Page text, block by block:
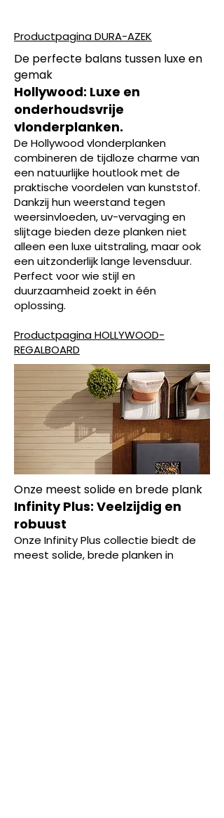
Productpagina DURA-AZEK
De perfecte balans tussen luxe en
gemak
Hollywood: Luxe en
onderhoudsvrije
vlonderplanken.
De Hollywood vlonderplanken
combineren de tijdloze charme van
een natuurlijke houtlook met de
praktische voordelen van kunststof.
Dankzij hun weerstand tegen
weersinvloeden, uv-vervaging en
slijtage bieden deze planken niet
alleen een luxe uitstraling, maar ook
een uitzonderlijk lange levensduur.
Perfect voor wie stijl en
duurzaamheid zoekt in één
oplossing.
Productpagina HOLLYWOOD-
REGALBOARD
Onze meest solide en brede plank
Infinity Plus: Veelzijdig en
robuust
Onze Infinity Plus collectie biedt de
meest solide, brede planken in